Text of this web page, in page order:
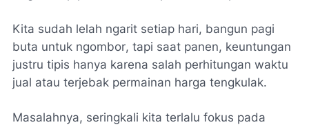
Kita sudah lelah ngarit setiap hari, bangun pagi
buta untuk ngombor, tapi saat panen, keuntungan
justru tipis hanya karena salah perhitungan waktu
jual atau terjebak permainan harga tengkulak.
Masalahnya, seringkali kita terlalu fokus pada